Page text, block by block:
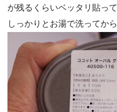
が残るくらいベッタリ貼っ
しっかりとお湯で洗ってか